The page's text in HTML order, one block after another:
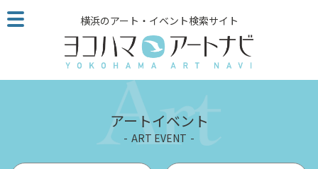
こ
の
ジ
横浜のアート・イベント検索サイト
アートイベント
ART EVENT